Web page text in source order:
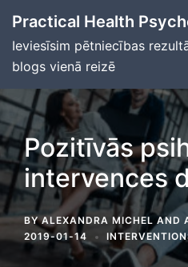
content
Practical Health
Ieviesīsim pētniecības
blogs vienā reizē
Pozitīvās
intervences
BYALEXANDRA MICHEL AND
2019-01-14